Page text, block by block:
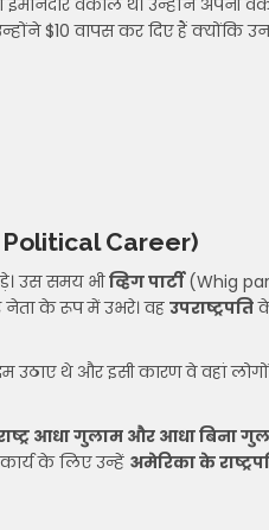
ईमानदार वकील थे। उन्होंने अपनी
$10 वापस कर दिए हैं क्योंकि
Career)
उस समय भीव्हिग पार्टी(Whig
नेता के रूप में उभरे। वहउपराष्ट्रपति
थे और इसी कारण वे वहां लोगों
राष्ट्र आधा गुलाम और आधा बिना
के लिए उन्हें अमेरिका के